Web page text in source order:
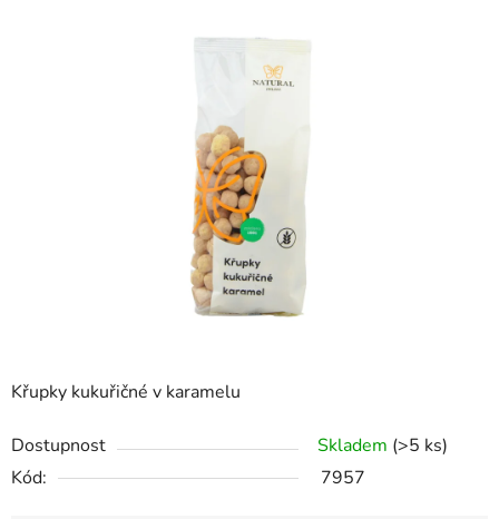
Křupky kukuřičné v karamelu
Dostupnost Skladem (>5 ks)
Kód:
7957